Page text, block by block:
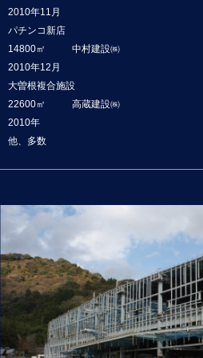
2010年11月
パチンコ新店
14800㎡
中村建設㈱
2010年12月
大曽根複合施設
22600㎡
高蔵建設㈱
2010年
他、多数